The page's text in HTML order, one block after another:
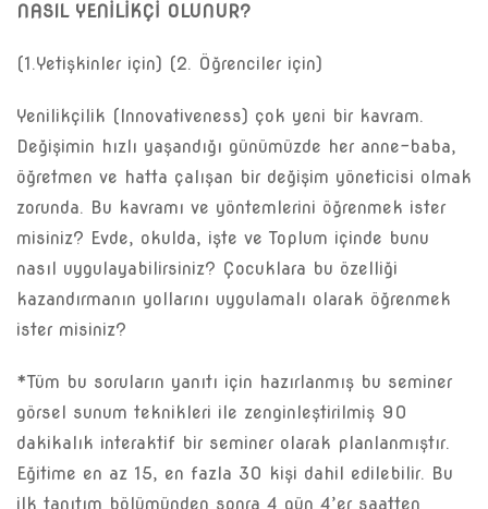
NASIL YENİLİKÇİ OLUNUR?
(1.Yetişkinler için) (2. Öğrenciler için)
Yenilikçilik (Innovativeness) çok yeni bir kavram.
Değişimin hızlı yaşandığı günümüzde her anne-baba,
öğretmen ve hatta çalışan bir değişim yöneticisi olmak
zorunda. Bu kavramı ve yöntemlerini öğrenmek ister
misiniz? Evde, okulda, işte ve Toplum içinde bunu
nasıl uygulayabilirsiniz? Çocuklara bu özelliği
kazandırmanın yollarını uygulamalı olarak öğrenmek
ister misiniz?
*Tüm bu soruların yanıtı için hazırlanmış bu seminer
görsel sunum teknikleri ile zenginleştirilmiş 90
dakikalık interaktif bir seminer olarak planlanmıştır.
Eğitime en az 15, en fazla 30 kişi dahil edilebilir. Bu
ilk tanıtım bölümünden sonra 4 gün 4’er saatten